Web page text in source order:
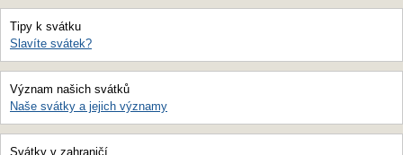
Tipy k svátku
Slavíte svátek?
Význam našich svátků
Naše svátky a jejich významy
Svátky v zahraničí